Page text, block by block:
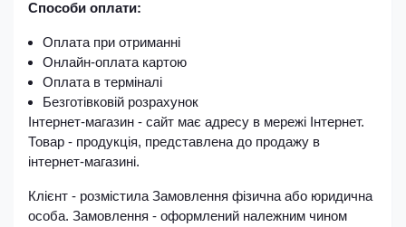
Способи оплати:
Оплата при отриманні
Онлайн-оплата картою
Оплата в терміналі
Безготівковій розрахунок
Інтернет-магазин - сайт має адресу в мережі Інтернет.
Товар - продукція, представлена ​​до продажу в
інтернет-магазині.
Клієнт - розмістила Замовлення фізична або юридична
особа. Замовлення - оформлений належним чином